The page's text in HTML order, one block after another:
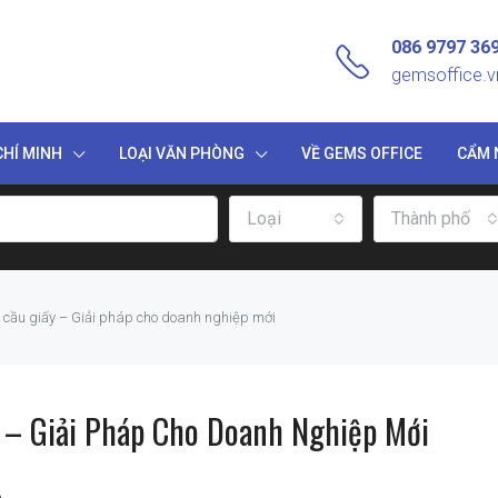
086 9797
MINH LOẠI VĂN PHÒNG VỀ GEMS OFFICE CẨM
Loại Thành phố
giấy – Giải pháp cho doanh nghiệp mới
Giải Pháp Cho Doanh Nghiệp Mới